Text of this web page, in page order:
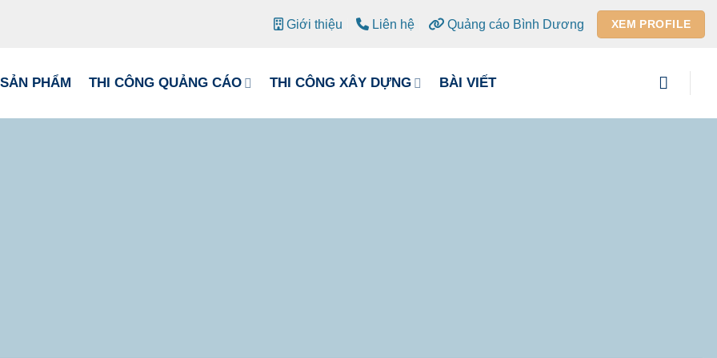
Giới thiệu Liên hệ Quảng cáo Bình Dương XEM PROFILE
SẢN PHẨM THI CÔNG QUẢNG CÁO THI CÔNG XÂY DỰNG BÀI VIẾT